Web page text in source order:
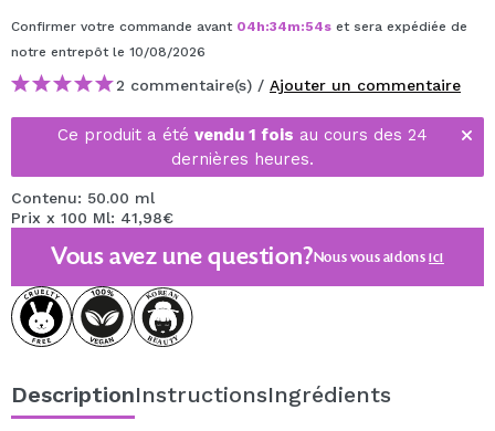
Confirmer votre commande avant 04h:34m:54s et sera expédiée de
notre entrepôt le 10/08/2026
2 commentaire(s) / Ajouter un commentaire
Ce produit a été vendu 1 fois au cours des 24
dernières heures.
Contenu: 50.00 ml
Prix x 100 Ml: 41,98€
Vous avez une question?Nous vous aidonsici
DescriptionInstructionsIngrédients